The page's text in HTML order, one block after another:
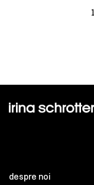
1
despre noi